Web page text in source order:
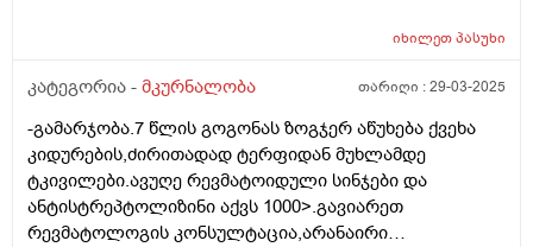
იხილეთპასუხი
კატეგორია - მკურნალობა თარიღი :29-03-2025
-გამარჯობა.7 წლის გოგონას ზოგჯერ აწუხება ქვეხა
კიდურების,ძირითადად ტერფიდან მუხლამდე
ტკივილები.ავუღე რევმატოიდული სინჯები და
ანტისტრეპტოლიზინი აქვს 1000>.გავიარეთ
რევმატოლოგის კონსულტაცია,არანაირი